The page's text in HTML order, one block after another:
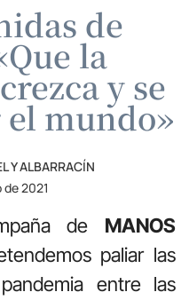
de
la
y se
mundo»
Y ALBARRACÍN
2021
de MANOS
paliar las
entre las